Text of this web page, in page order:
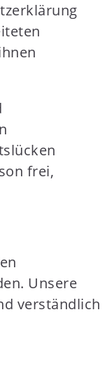
frei,
Unsere
verständlich